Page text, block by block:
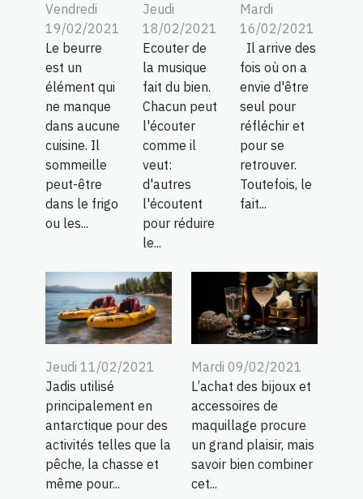
Vendredi
19/02/2021
Le beurre
est un
élément qui
ne manque
dans aucune
cuisine. Il
sommeille
peut-être
dans le frigo
ou les...
Jeudi
18/02/2021
Ecouter de
la musique
fait du bien.
Chacun peut
l'écouter
comme il
veut:
d'autres
l'écoutent
pour réduire
le...
Mardi
16/02/2021
Il arrive des
fois où on a
envie d'être
seul pour
réfléchir et
pour se
retrouver.
Toutefois, le
fait...
Jeudi 11/02/2021
Jadis utilisé
principalement en
antarctique pour des
activités telles que la
pêche, la chasse et
même pour...
Mardi 09/02/2021
L’achat des bijoux et
accessoires de
maquillage procure
un grand plaisir, mais
savoir bien combiner
cet...